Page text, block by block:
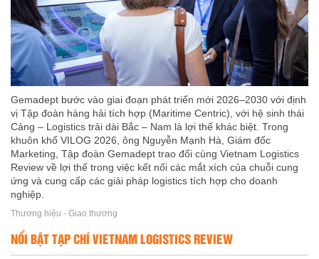
Gemadept bước vào giai đoạn phát triển mới 2026–2030 với định
vị Tập đoàn hàng hải tích hợp (Maritime Centric), với hệ sinh thái
Cảng – Logistics trải dài Bắc – Nam là lợi thế khác biệt. Trong
khuôn khổ VILOG 2026, ông Nguyễn Mạnh Hà, Giám đốc
Marketing, Tập đoàn Gemadept trao đổi cùng Vietnam Logistics
Review về lợi thế trong việc kết nối các mắt xích của chuỗi cung
ứng và cung cấp các giải pháp logistics tích hợp cho doanh
nghiệp.
Thương hiệu - Giao thương
NỔI BẬT TẠP CHÍ VIETNAM LOGISTICS REVIEW